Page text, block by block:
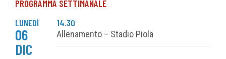
PROGRAMMA SETTIMANALE
LUNEDÌ
06
DIC
14.30
Allenamento – Stadio Piola